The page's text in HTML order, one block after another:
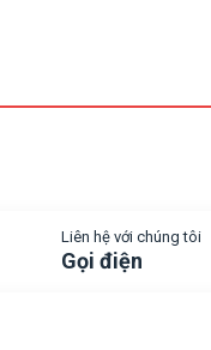
Liên hệ với chúng tôi
Gọi điện